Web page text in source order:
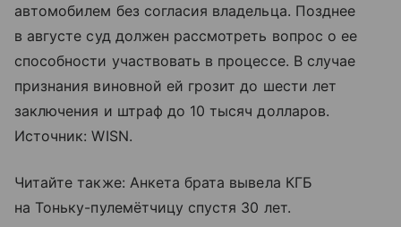
автомобилем без согласия владельца. Позднее
в августе суд должен рассмотреть вопрос о ее
способности участвовать в процессе. В случае
признания виновной ей грозит до шести лет
заключения и штраф до 10 тысяч долларов.
Источник: WISN.
Читайте также: Анкета брата вывела КГБ
на Тоньку-пулемётчицу спустя 30 лет.